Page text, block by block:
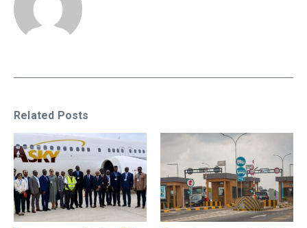
Related Posts